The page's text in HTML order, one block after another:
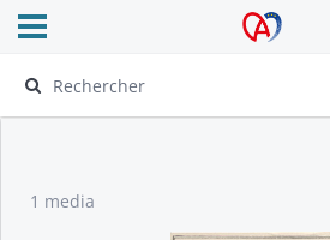
Archives Alsace -
Ouvrir le menu déroulant
1 media